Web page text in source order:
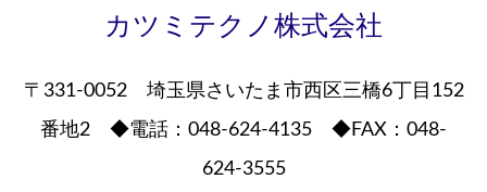
カツミテクノ株式会社
〒331-0052 埼玉県さいたま市西区三橋6丁目152
番地2 ◆電話：048-624-4135 ◆FAX：048-
624-3555